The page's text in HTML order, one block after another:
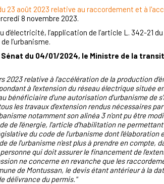
23 août 2023 relative au raccordement et à
8 novembre 2023.
l’application de l’article L. 342-21 du
l’urbanisme.
Sénat du 04/01/2024, le Ministre de la
2023 relative à l'accélération de la production
à l'extension du réseau électrique située
bénéficiaire d'une autorisation d'urbanisme de
les travaux d'extension rendus nécessaires
notamment son alinéa 3 n'ont pu être
de l'énergie, l'article d'habilitation ne
du code de l'urbanisme dont l'élaboration
de l'urbanisme n'est plus à prendre en compte,
qui doit assurer le financement de
ne concerne en revanche que les
de Montussan, le devis étant antérieur à la
délivrance du permis."